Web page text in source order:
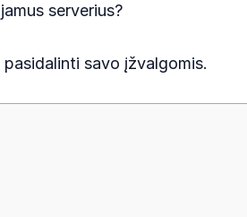
serverius?
savo įžvalgomis.